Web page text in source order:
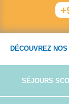
DÉCOUVREZ
SÉJOURS